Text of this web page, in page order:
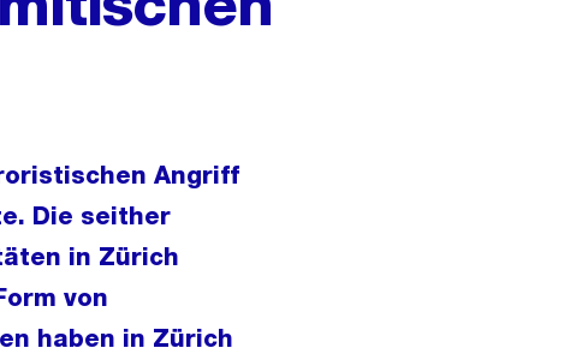
Angriff
Die seither
in Zürich
von
haben in Zürich